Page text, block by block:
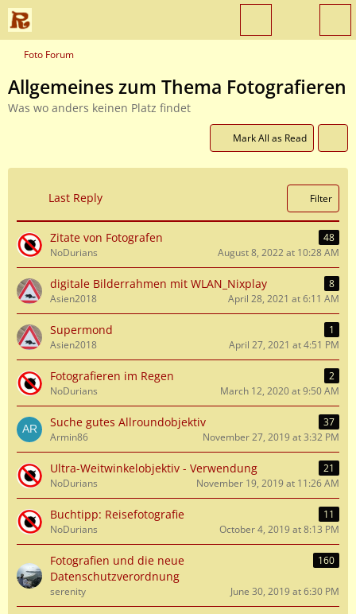
Foto Forum
Allgemeines zum Thema Fotografieren
Was wo anders keinen Platz findet
Mark All as Read
Last Reply Filter
Zitate von Fotografen
48
NoDurians
August 8, 2022 at 10:28 AM
digitale Bilderrahmen mit WLAN_Nixplay
8
Asien2018
April 28, 2021 at 6:11 AM
Supermond
1
Asien2018
April 27, 2021 at 4:51 PM
Fotografieren im Regen
2
NoDurians
March 12, 2020 at 9:50 AM
Suche gutes Allroundobjektiv
37
Armin86
November 27, 2019 at 3:32 PM
Ultra-Weitwinkelobjektiv - Verwendung
21
NoDurians
November 19, 2019 at 11:26 AM
Buchtipp: Reisefotografie
11
NoDurians
October 4, 2019 at 8:13 PM
Fotografien und die neue
Datenschutzverordnung
160
serenity June 30, 2019 at 6:30 PM